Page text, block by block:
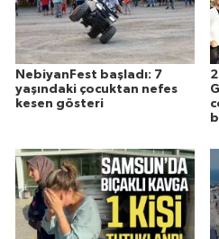
NebiyanFest başladı: 7
yaşındaki çocuktan nefes
kesen gösteri